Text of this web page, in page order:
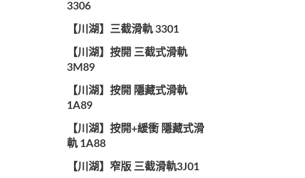
3306
【川湖】三截滑軌 3301
【川湖】按開 三截式滑軌
3M89
【川湖】按開 隱藏式滑軌
1A89
【川湖】按開+緩衝 隱藏式滑
軌 1A88
【川湖】窄版 三截滑軌3J01